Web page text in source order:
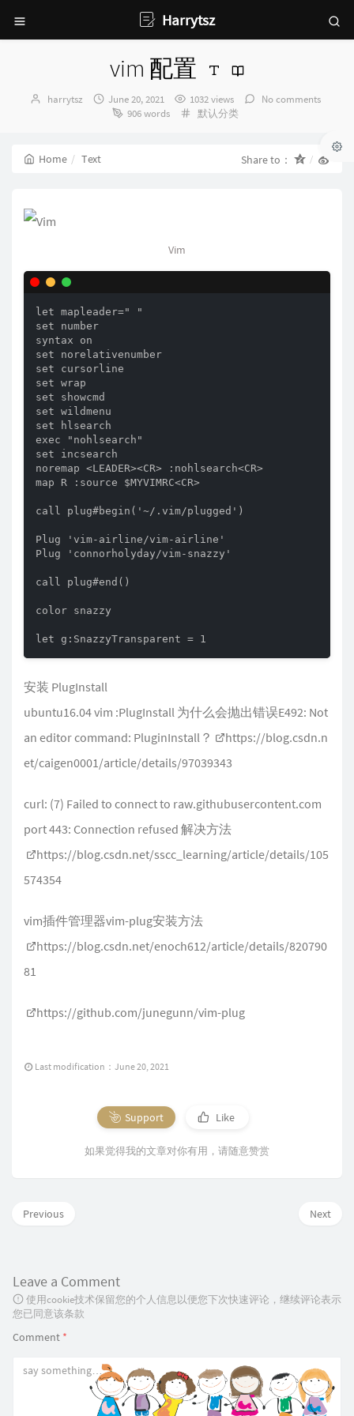
Harrytsz
vim 配置
Author：
harrytsz
发
布
June 20, 2021 1032 views
No comments
906 words
Categories：
默认分类
Home Text Share to：
Vim
let mapleader=" "
set number
syntax on
set norelativenumber
set cursorline
set wrap
set showcmd
set wildmenu
set hlsearch
exec "nohlsearch"
set incsearch
noremap <LEADER><CR> :nohlsearch<CR>
map R :source $MYVIMRC<CR>
call plug#begin('~/.vim/plugged')
Plug 'vim-airline/vim-airline'
Plug 'connorholyday/vim-snazzy'
call plug#end()
color snazzy
let g:SnazzyTransparent = 1
安装 PlugInstall
ubuntu16.04 vim :PlugInstall 为什么会抛出错误E492: Not
an editor command: PluginInstall？
https://blog.csdn.n
et/caigen0001/article/details/97039343
curl: (7) Failed to connect to raw.githubusercontent.com
port 443: Connection refused 解决方法
https://blog.csdn.net/sscc_learning/article/details/105
574354
vim插件管理器vim-plug安装方法
https://blog.csdn.net/enoch612/article/details/820790
81
https://github.com/junegunn/vim-plug
Last modification：June 20, 2021
Support Like
如果觉得我的文章对你有用，请随意赞赏
Next
Previous
Leave a Comment
使用cookie技术保留您的个人信息以便您下次快速评论，继续评论表示
您已同意该条款
Comment *